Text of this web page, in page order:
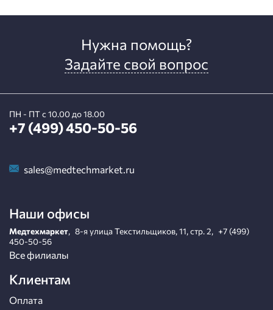
Нужна помощь?
Задайте свой вопрос
ПН - ПТ с 10.00 до 18.00
+7 (499) 450-50-56
sales@medtechmarket.ru
Наши офисы
Медтехмаркет, 8-я улица Текстильщиков, 11, стр. 2, +7 (499)
450-50-56
Все филиалы
Клиентам
Оплата